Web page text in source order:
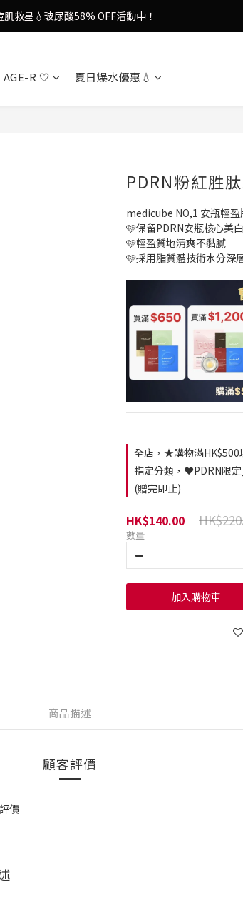
多功能美容儀🌸護膚效果UP！
凍噴霧！一噴即現美白光透肌✨
R 🤍 夏日爆水優惠💧
PDRN粉紅胜
medicube NO,1 安瓶輕盈
🩷保留PDRN安瓶核心美
🩷輕盈質地清爽不黏膩
🩷採用脂質體技術水分深
全店，★購物滿
指定分類，❤️PDRN限
(贈完即止)
HK$140.00
數量
加入購物車
商品描述
顧客評價
價